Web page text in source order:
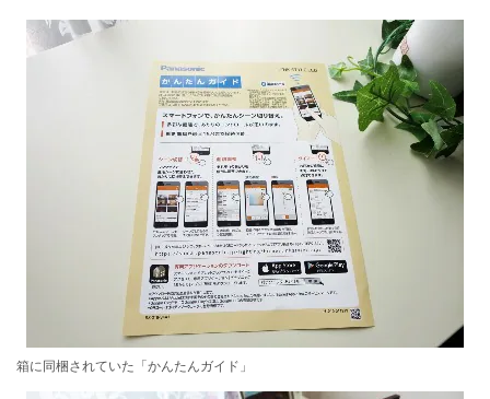
箱に同梱されていた「かんたんガイド」